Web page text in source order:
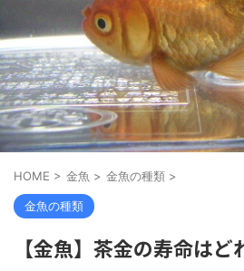
HOME > 金魚 > 金魚の種類 >
金魚の種類
【金魚】茶金の寿命は